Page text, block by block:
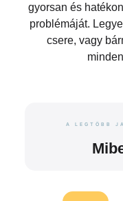
gyorsan és
problémáját.
csere, vagy
A LEGTÖBB